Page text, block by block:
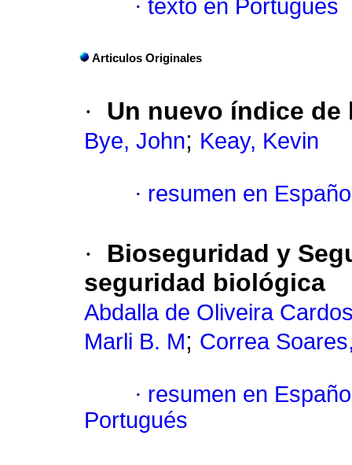
· texto en Portugués
Articulos Originales
· Un nuevo índice de
Bye, John; Keay, Kevin
· resumen en
·
Bioseguridad y
seguridad biológica
Abdalla de Oliveira
Marli B. M; Correa
· resumen en
Portugués